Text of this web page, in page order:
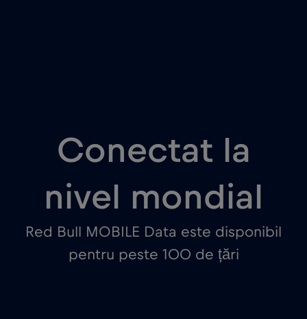
Conectat la
nivel mondial
Red Bull MOBILE Data este disponibil
pentru peste 100 de țări